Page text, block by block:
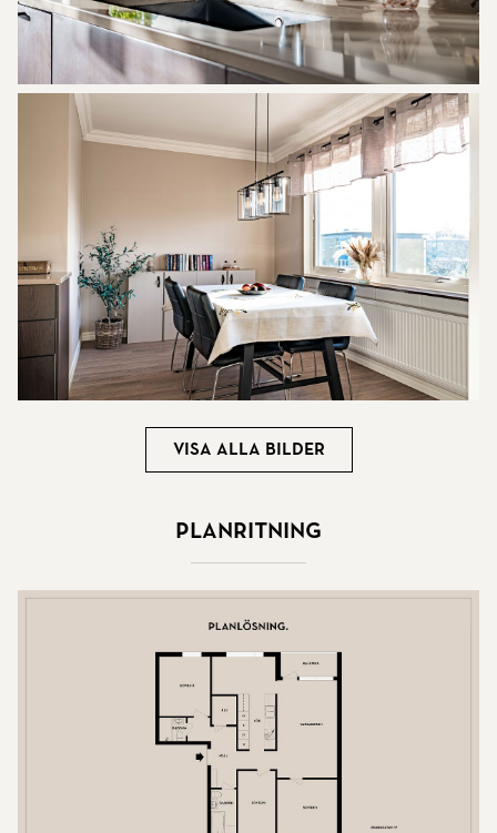
Visa alla bilder
Planritning